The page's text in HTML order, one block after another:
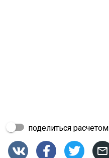
поделиться расчетом
   